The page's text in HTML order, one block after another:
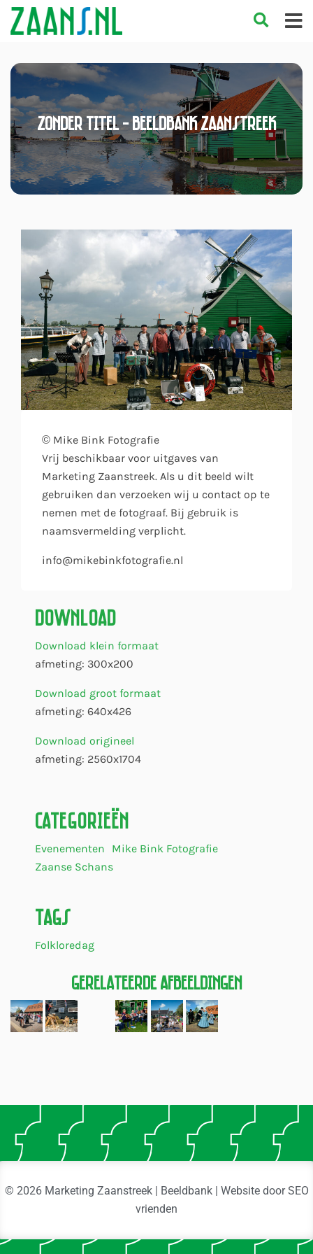
Zonder titel - Beeldbank Zaanstreek
© Mike Bink Fotografie
Vrij beschikbaar voor uitgaves van
Marketing Zaanstreek. Als u dit beeld wilt
gebruiken dan verzoeken wij u contact op te
nemen met de fotograaf. Bij gebruik is
naamsvermelding verplicht.
info@mikebinkfotografie.nl
Download
Download klein formaat
afmeting: 300x200
Download groot formaat
afmeting: 640x426
Download origineel
afmeting: 2560x1704
Categorieën
Evenementen
Mike Bink Fotografie
Zaanse Schans
Tags
Folkloredag
Gerelateerde Afbeeldingen
© 2026 Marketing Zaanstreek | Beeldbank | Website doorSEO
vrienden